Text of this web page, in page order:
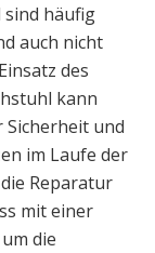
sind häufig
auch nicht
des
kann
und
im Laufe der
Reparatur
mit einer
die